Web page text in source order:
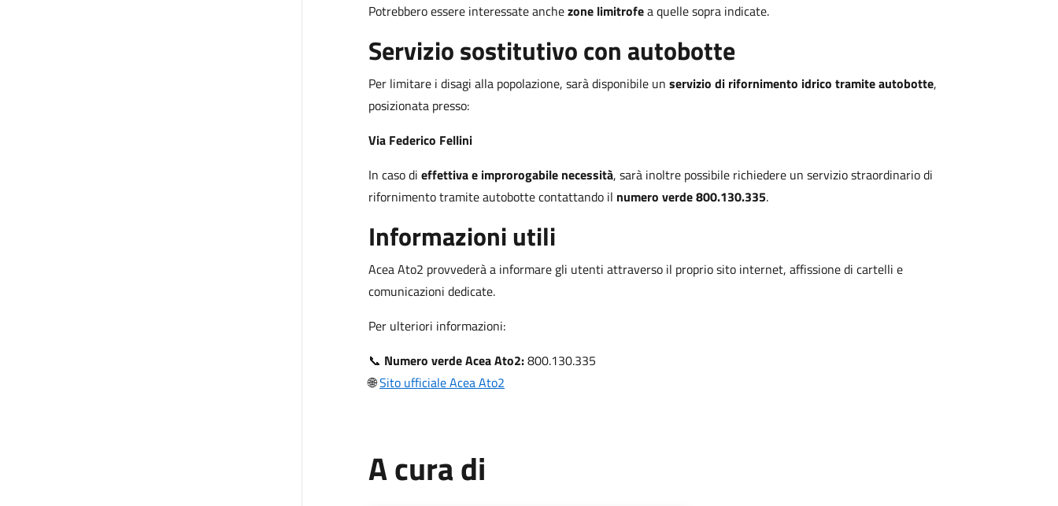
Potrebbero essere interessate anchezone limitrofea quelle sopra indicate.
Servizio sostitutivo con autobotte
Per limitare i disagi alla popolazione, sarà disponibile un servizio di rifornimento idrico tramite autobotte,
posizionata presso:
Via Federico Fellini
In caso di effettiva e improrogabile necessità, sarà inoltre possibile richiedere un servizio straordinario di
rifornimento tramite autobotte contattando il numero verde 800.130.335.
Informazioni utili
Acea Ato2 provvederà a informare gli utenti attraverso il proprio sito internet, affissione di cartelli e
comunicazioni dedicate.
Per ulteriori informazioni:
📞 Numero verde Acea Ato2:800.130.335
🌐Sito ufficiale Acea Ato2
A cura di